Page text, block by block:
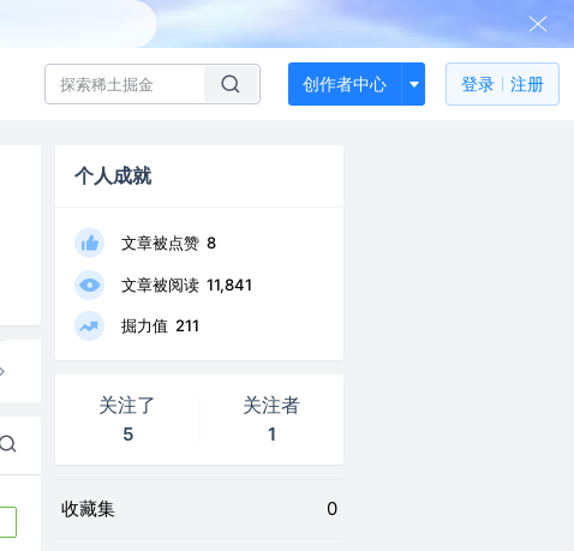
创作者中心 登录 注册
个人成就
文章被点赞 8
文章被阅读 11,841
掘力值 211
关注了
5
关注者
1
收藏集 0